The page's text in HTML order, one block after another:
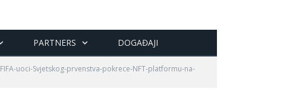
PARTNERS DOGAĐAJI
FIFA-uoci-Svjetskog-prvenstva-pokrece-NFT-platformu-na-